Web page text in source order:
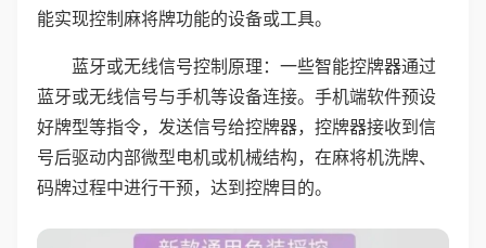
能实现控制麻将牌功能的设备或工具。
蓝牙或无线信号控制原理：一些智能控牌器通过
蓝牙或无线信号与手机等设备连接。手机端软件预设
好牌型等指令，发送信号给控牌器，控牌器接收到信
号后驱动内部微型电机或机械结构，在麻将机洗牌、
码牌过程中进行干预，达到控牌目的。